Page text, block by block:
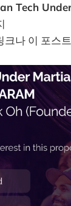
Tech
크나 이 포스